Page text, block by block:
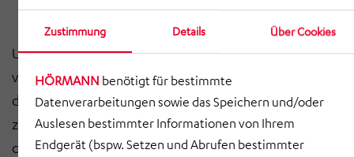
Zustimmung Details Über Cookies
HÖRMANN benötigt für bestimmte
Datenverarbeitungen sowie das Speichern und/oder
Auslesen bestimmter Informationen von Ihrem
Endgerät (bspw. Setzen und Abrufen bestimmter
Unser Erfolgsrezept? Wir kombinieren eine
vorausschauende Planungsstrategie mit einer
durchdachten Umsetzung – von der ersten Idee bis
zum fertigen Werk. Dank strukturierter Planung,
cleverer Beschaffung und effizientem Bauablauf stellen